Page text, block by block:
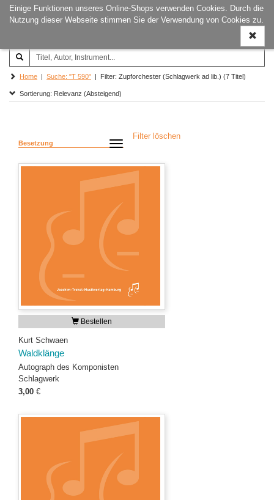
Einige Funktionen unseres Online-Shops verwenden Cookies. Durch die
Nutzung dieser Webseite stimmen Sie der Verwendung von Cookies zu.
ein-/
Joachim‐Trekel‐Musikverlag,
Hamburg
Home | Suche: "T 590" | Filter: Zupforchester (Schlagwerk ad lib.) (7 Titel)
Sortierung: Relevanz (Absteigend)
Besetzung
Filter löschen
Bestellen
Kurt Schwaen
Waldklänge
Autograph des Komponisten
Schlagwerk
3,00 €